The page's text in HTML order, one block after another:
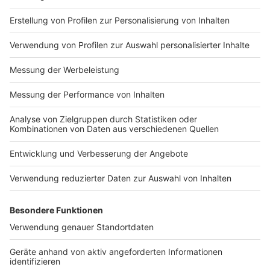
es/article7893735/Impress
um.html Datenschutz:
es/article157550705/Daten
es/article157550705/Daten
schutzerklaerung-WELT-
DIGITAL.html
Impressum
Nutzungsbedingungen
Jobs
Presse
Werben
Archiv
ANTENNE BAYERN GROUP
Stiftung ANTENNE BAYERN
Kontakt
Studio-Hotline
Verkehrs-Hotline
Newsletter